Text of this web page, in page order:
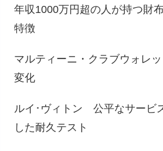
年収1000万円超の人が持つ財
特徴
マルティーニ・クラブウォレ
変化
ルイ･ヴィトン 公平なサービ
した耐久テスト